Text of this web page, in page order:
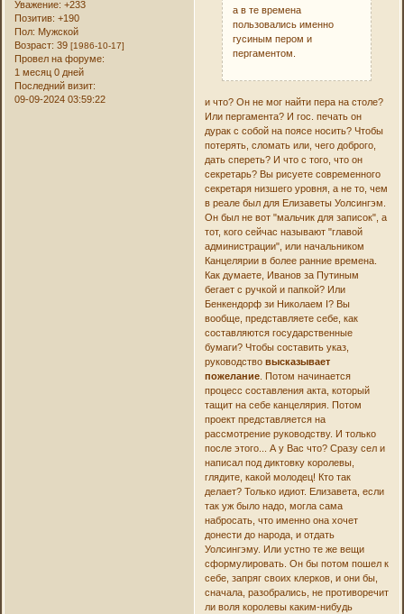
Уважение: +233
Позитив: +190
Пол: Мужской
Возраст: 39[1986-10-17]
Провел на форуме:
1 месяц 0 дней
Последний визит:
09-09-2024 03:59:22
а в те времена
пользовались именно
гусиным пером и
пергаментом.
и что? Он не мог найти пера на столе?
Или пергамента? И гос. печать он
дурак с собой на поясе носить? Чтобы
потерять, сломать или, чего доброго,
дать спереть? И что с того, что он
секретарь? Вы рисуете современного
секретаря низшего уровня, а не то, чем
в реале был для Елизаветы Уолсингэм.
Он был не вот "мальчик для записок", а
тот, кого сейчас называют "главой
администрации", или начальником
Канцелярии в более ранние времена.
Как думаете, Иванов за Путиным
бегает с ручкой и папкой? Или
Бенкендорф зи Николаем I? Вы
вообще, представляете себе, как
составляются государственные
бумаги? Чтобы составить указ,
руководство высказывает
пожелание. Потом начинается
процесс составления акта, который
тащит на себе канцелярия. Потом
проект представляется на
рассмотрение руководству. И только
после этого... А у Вас что? Сразу сел и
написал под диктовку королевы,
глядите, какой молодец! Кто так
делает? Только идиот. Елизавета, если
так уж было надо, могла сама
набросать, что именно она хочет
донести до народа, и отдать
Уолсингэму. Или устно те же вещи
сформулировать. Он бы потом пошел к
себе, запряг своих клерков, и они бы,
сначала, разобрались, не противоречит
ли воля королевы каким-нибудь